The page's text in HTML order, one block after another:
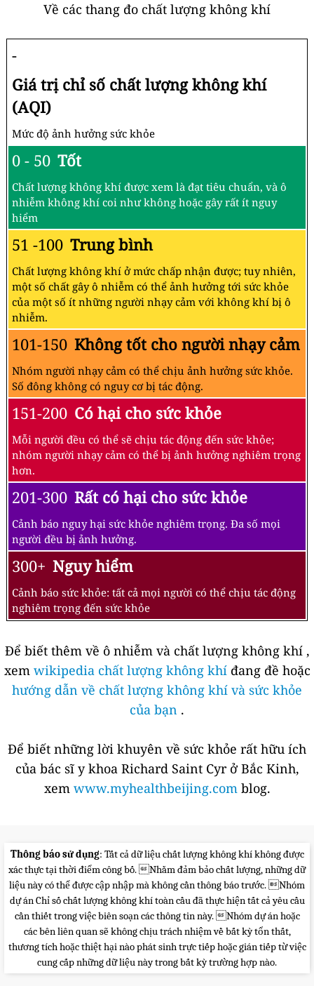
Về các thang đo chất lượng không khí
-
Giá trị chỉ số chất lượng không khí
(AQI)
Mức độ ảnh hưởng sức khỏe
0 - 50 Tốt
Chất lượng không khí được xem là đạt tiêu chuẩn, và ô
nhiễm không khí coi như không hoặc gây rất ít nguy
hiểm
51 -100 Trung bình
Chất lượng không khí ở mức chấp nhận được; tuy nhiên,
một số chất gây ô nhiễm có thể ảnh hưởng tới sức khỏe
của một số ít những người nhạy cảm với không khí bị ô
nhiễm.
101-150 Không tốt cho người nhạy cảm
Nhóm người nhạy cảm có thể chịu ảnh hưởng sức khỏe.
Số đông không có nguy cơ bị tác động.
151-200 Có hại cho sức khỏe
Mỗi người đều có thể sẽ chịu tác động đến sức khỏe;
nhóm người nhạy cảm có thể bị ảnh hưởng nghiêm trọng
hơn.
201-300 Rất có hại cho sức khỏe
Cảnh báo nguy hại sức khỏe nghiêm trọng. Đa số mọi
người đều bị ảnh hưởng.
300+ Nguy hiểm
Cảnh báo sức khỏe: tất cả mọi người có thể chịu tác động
nghiêm trọng đến sức khỏe
Để biết thêm về ô nhiễm và chất lượng không khí ,
xem wikipedia chất lượng không khíđang đề hoặc
hướng dẫn về chất lượng không khí và sức khỏe
của bạn .
Để biết những lời khuyên về sức khỏe rất hữu ích
của bác sĩ y khoa Richard Saint Cyr ở Bắc Kinh,
xem www.myhealthbeijing.com blog.
Thông báo sử dụng: Tất cả dữ liệu chất lượng không khí không được
xác thực tại thời điểm công bố. Nhằm đảm bảo chất lượng, những dữ
liệu này có thể được cập nhập mà không cần thông báo trước. Nhóm
dự án Chỉ số chất lượng không khí toàn cầu đã thực hiện tất cả yêu cầu
cần thiết trong việc biên soạn các thông tin này. Nhóm dự án hoặc
các bên liên quan sẽ không chịu trách nhiệm về bất kỳ tổn thất,
thương tích hoặc thiệt hại nào phát sinh trực tiếp hoặc gián tiếp từ việc
cung cấp những dữ liệu này trong bất kỳ trường hợp nào.